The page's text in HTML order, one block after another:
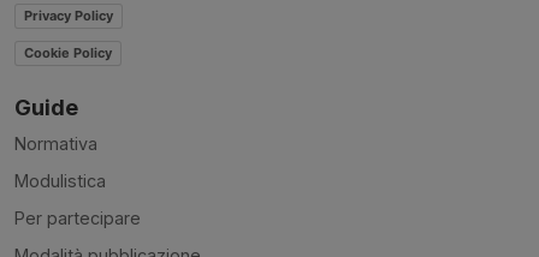
Privacy Policy
Cookie Policy
Guide
Normativa
Modulistica
Per partecipare